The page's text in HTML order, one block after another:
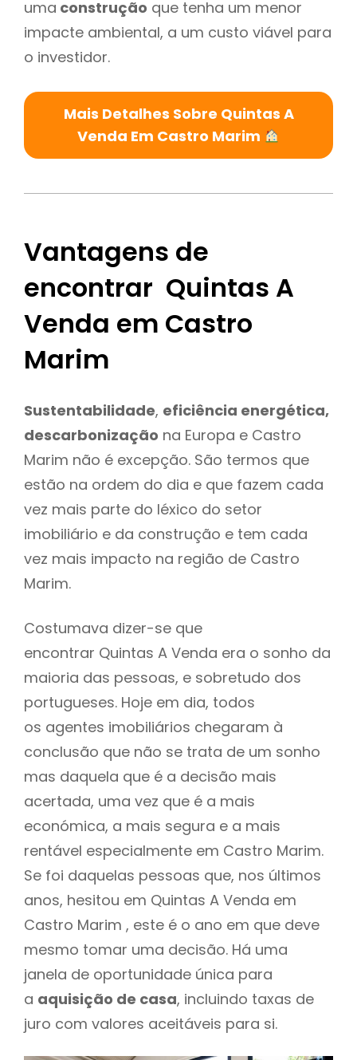
uma construção que tenha um menor
impacte ambiental, a um custo viável para
o investidor.
Mais Detalhes Sobre Quintas A
Venda Em Castro Marim
Vantagens de
encontrar Quintas A
Venda em Castro
Marim
Sustentabilidade, eficiência energética,
descarbonização na Europa e Castro
Marim não é excepção. São termos que
estão na ordem do dia e que fazem cada
vez mais parte do léxico do setor
imobiliário e da construção e tem cada
vez mais impacto na região de Castro
Marim.
Costumava dizer-se que
encontrar Quintas A Venda era o sonho da
maioria das pessoas, e sobretudo dos
portugueses. Hoje em dia, todos
os agentes imobiliários chegaram à
conclusão que não se trata de um sonho
mas daquela que é a decisão mais
acertada, uma vez que é a mais
económica, a mais segura e a mais
rentável especialmente em Castro Marim.
Se foi daquelas pessoas que, nos últimos
anos, hesitou em Quintas A Venda em
Castro Marim , este é o ano em que deve
mesmo tomar uma decisão. Há uma
janela de oportunidade única para
a aquisição de casa, incluindo taxas de
juro com valores aceitáveis para si.